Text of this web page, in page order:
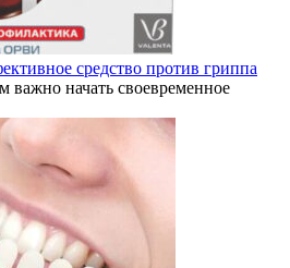
средство против гриппа
важно начать своевременное